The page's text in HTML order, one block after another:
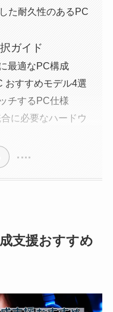
た耐久性のあるPC
ガイド
最適なPC構成
おすすめモデル4選
チするPC仕様
に必要なハードウ
支援おすすめ